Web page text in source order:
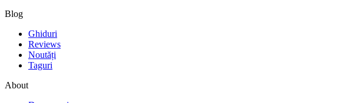
Blog
Ghiduri
Reviews
Noutăți
Taguri
About